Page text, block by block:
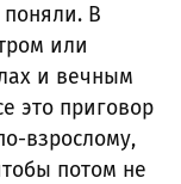
В
или
и вечным
это приговор
взрослому,
потом не